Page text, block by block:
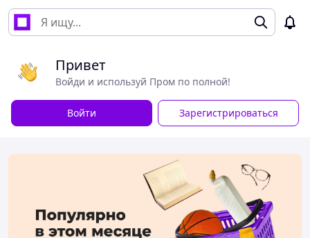
Привет
Войди и используй Пром по полной!
Войти Зарегистрироваться